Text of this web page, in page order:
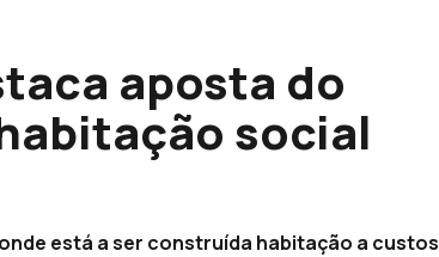
aposta do
social
está a ser construída habitação a custos